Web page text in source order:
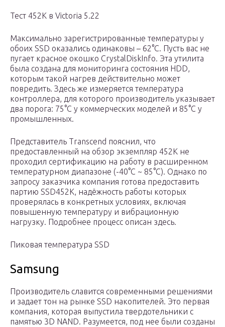
Тест 452К в Victoria 5.22
Максимально зарегистрированные температуры у
обоих SSD оказались одинаковы – 62°С. Пусть вас не
пугает красное окошко CrystalDiskInfo. Эта утилита
была создана для мониторинга состояния HDD,
которым такой нагрев действительно может
повредить. Здесь же измеряется температура
контроллера, для которого производитель указывает
два порога: 75°С у коммерческих моделей и 85°С у
промышленных.
Представитель Transcend пояснил, что
предоставленный на обзор экземпляр 452K не
проходил сертификацию на работу в расширенном
температурном диапазоне (-40°C ~ 85°C). Однако по
запросу заказчика компания готова предоставить
партию SSD452K, надёжность работы которых
проверялась в конкретных условиях, включая
повышенную температуру и вибрационную
нагрузку. Подробнее процесс описан здесь.
Пиковая температура SSD
Samsung
Производитель славится современными решениями
и задает тон на рынке SSD накопителей. Это первая
компания, которая выпустила твердотельники с
памятью 3D NAND. Разумеется, под нее были созданы